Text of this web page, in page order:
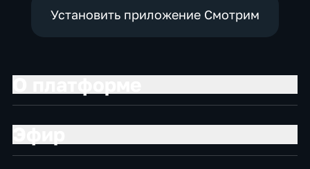
Установить приложение Смотрим